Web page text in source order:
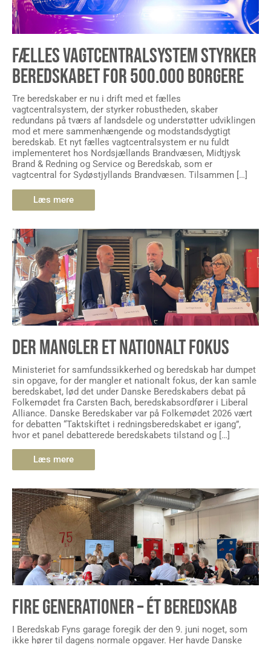
FÆLLES VAGTCENTRALSYSTEM STYRKER
BEREDSKABET FOR 500.000 BORGERE
Tre beredskaber er nu i drift med et fælles
vagtcentralsystem, der styrker robustheden, skaber
redundans på tværs af landsdele og understøtter udviklingen
mod et mere sammenhængende og modstandsdygtigt
beredskab. Et nyt fælles vagtcentralsystem er nu fuldt
implementeret hos Nordsjællands Brandvæsen, Midtjysk
Brand & Redning og Service og Beredskab, som er
vagtcentral for Sydøstjyllands Brandvæsen. Tilsammen […]
Læs mere
DER MANGLER ET NATIONALT FOKUS
Ministeriet for samfundssikkerhed og beredskab har dumpet
sin opgave, for der mangler et nationalt fokus, der kan samle
beredskabet, lød det under Danske Beredskabers debat på
Folkemødet fra Carsten Bach, beredskabsordfører i Liberal
Alliance. Danske Beredskaber var på Folkemødet 2026 vært
for debatten “Taktskiftet i redningsberedskabet er igang”,
hvor et panel debatterede beredskabets tilstand og […]
Læs mere
FIRE GENERATIONER – ÉT BEREDSKAB
I Beredskab Fyns garage foregik der den 9. juni noget, som
ikke hører til dagens normale opgaver. Her havde Danske